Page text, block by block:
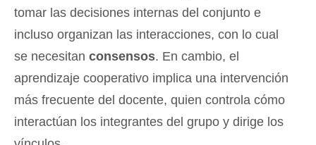
tomar las decisiones internas del conjunto e
incluso organizan las interacciones, con lo cual
se necesitan consensos. En cambio, el
aprendizaje cooperativo implica una intervención
más frecuente del docente, quien controla cómo
interactúan los integrantes del grupo y dirige los